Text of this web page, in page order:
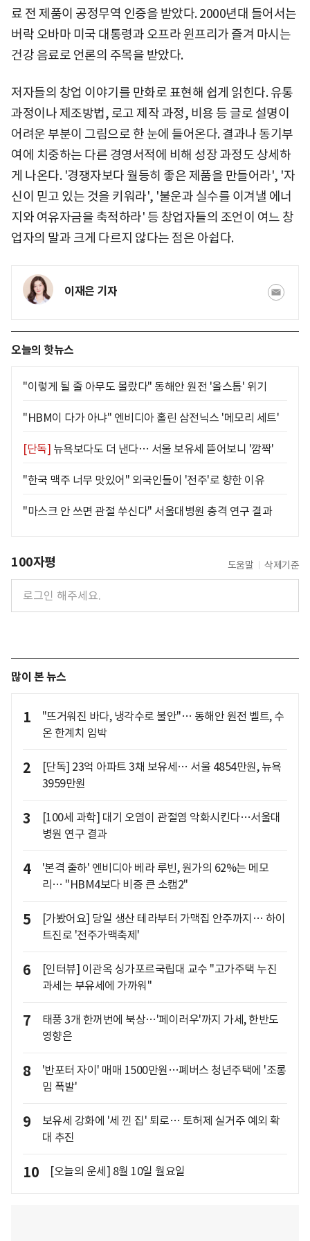
료 전 제품이 공정무역 인증을 받았다. 2000년대 들어서는
버락 오바마 미국 대통령과 오프라 윈프리가 즐겨 마시는
건강 음료로 언론의 주목을 받았다.
저자들의 창업 이야기를 만화로 표현해 쉽게 읽힌다. 유통
과정이나 제조방법, 로고 제작 과정, 비용 등 글로 설명이
어려운 부분이 그림으로 한 눈에 들어온다. 결과나 동기부
여에 치중하는 다른 경영서적에 비해 성장 과정도 상세하
게 나온다. '경쟁자보다 월등히 좋은 제품을 만들어라', '자
신이 믿고 있는 것을 키워라', '불운과 실수를 이겨낼 에너
지와 여유자금을 축적하라' 등 창업자들의 조언이 여느 창
업자의 말과 크게 다르지 않다는 점은 아쉽다.
이재은 기자
오늘의 핫뉴스
"이렇게 될 줄 아무도 몰랐다" 동해안 원전 '올스톱' 위기
"HBM이 다가 아냐" 엔비디아 홀린 삼전닉스 '메모리 세트'
[단독] 뉴욕보다도 더 낸다… 서울 보유세 뜯어보니 '깜짝'
"한국 맥주 너무 맛있어" 외국인들이 '전주'로 향한 이유
"마스크 안 쓰면 관절 쑤신다" 서울대병원 충격 연구 결과
100자평 도움말 삭제기준
많이 본 뉴스
1
"뜨거워진 바다, 냉각수로 불안"… 동해안 원전 벨트, 수
온 한계치 임박
2
[단독] 23억 아파트 3채 보유세… 서울 4854만원, 뉴욕
3959만원
3
[100세 과학] 대기 오염이 관절염 악화시킨다…서울대
병원 연구 결과
4
'본격 출하' 엔비디아 베라 루빈, 원가의 62%는 메모
리… "HBM4보다 비중 큰 소캠2"
5
[가봤어요] 당일 생산 테라부터 가맥집 안주까지… 하이
트진로 '전주가맥축제'
6
[인터뷰] 이관옥 싱가포르국립대 교수 "고가주택 누진
과세는 부유세에 가까워"
7
태풍 3개 한꺼번에 북상…'페이러우'까지 가세, 한반도
영향은
8
'반포터 자이' 매매 1500만원…폐버스 청년주택에 '조롱
밈 폭발'
9
보유세 강화에 '세 낀 집' 퇴로… 토허제 실거주 예외 확
대 추진
10 [오늘의 운세] 8월 10일 월요일